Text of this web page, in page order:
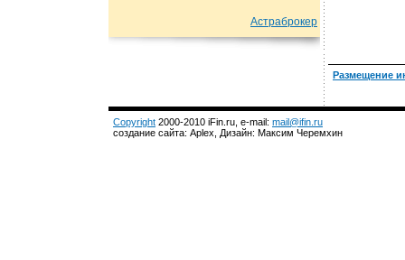
Астраброкер
Размещение
Copyright 2000-2010 iFin.ru, e-mail: mail@ifin.ru
создание сайта: Aplex, Дизайн: Максим Черемхин